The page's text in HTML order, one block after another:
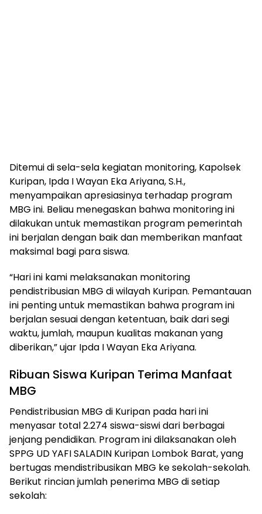
Ditemui di sela-sela kegiatan monitoring, Kapolsek
Kuripan, Ipda I Wayan Eka Ariyana, S.H.,
menyampaikan apresiasinya terhadap program
MBG ini. Beliau menegaskan bahwa monitoring ini
dilakukan untuk memastikan program pemerintah
ini berjalan dengan baik dan memberikan manfaat
maksimal bagi para siswa.
“Hari ini kami melaksanakan monitoring
pendistribusian MBG di wilayah Kuripan. Pemantauan
ini penting untuk memastikan bahwa program ini
berjalan sesuai dengan ketentuan, baik dari segi
waktu, jumlah, maupun kualitas makanan yang
diberikan,” ujar Ipda I Wayan Eka Ariyana.
Ribuan Siswa Kuripan Terima Manfaat
MBG
Pendistribusian MBG di Kuripan pada hari ini
menyasar total 2.274 siswa-siswi dari berbagai
jenjang pendidikan. Program ini dilaksanakan oleh
SPPG UD YAFI SALADIN Kuripan Lombok Barat, yang
bertugas mendistribusikan MBG ke sekolah-sekolah.
Berikut rincian jumlah penerima MBG di setiap
sekolah: